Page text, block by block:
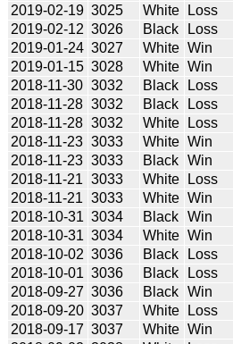
2019-02-19 3025 White Loss
2019-02-12 3026 Black Loss
2019-01-24 3027 White Win
2019-01-15 3028 White Win
2018-11-30 3032 Black Loss
2018-11-28 3032 Black Loss
2018-11-28 3032 White Loss
2018-11-23 3033 White Win
2018-11-23 3033 Black Win
2018-11-21 3033 White Loss
2018-11-21 3033 White Win
2018-10-31 3034 Black Win
2018-10-31 3034 White Win
2018-10-02 3036 Black Loss
2018-10-01 3036 Black Loss
2018-09-27 3036 Black Win
2018-09-20 3037 White Loss
2018-09-17 3037 White Win